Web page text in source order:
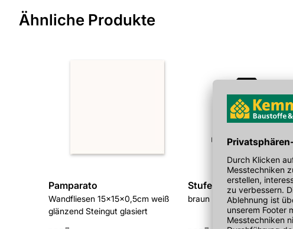
Ähnliche Produkte
Pamparato
Wandfliesen 15x15x0,5cm weiß
glänzend Steingut glasiert
Stufe 24x35 cm ungls.
braun unglasiert